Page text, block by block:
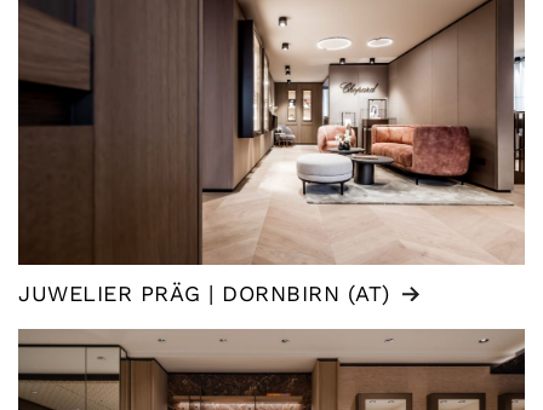
JUWELIER PRÄG | DORNBIRN (AT)